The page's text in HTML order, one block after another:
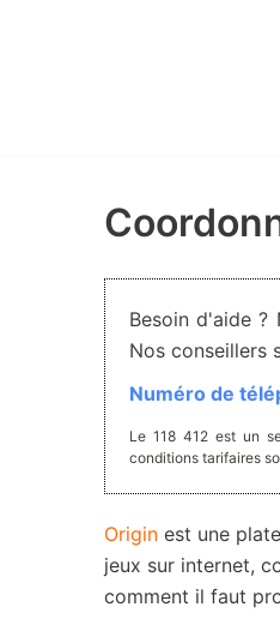
Besoin d'aide ?
Nos conseillers
Numéro de
Le 118 412 est un
conditions tarifaires
Origin est une
jeux sur internet,
comment il faut